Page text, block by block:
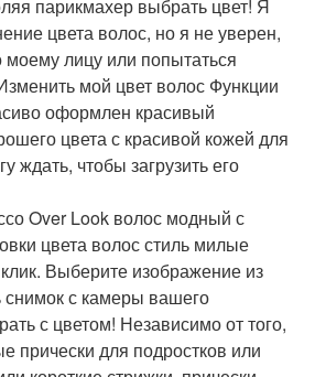
парикмахер выбрать цвет! Я
цвета волос, но я не уверен,
моему лицу или попытаться
мой цвет волос Функции
оформлен красивый
цвета с красивой кожей для
ждать, чтобы загрузить его
Over Look волос модный с
цвета волос стиль милые
Выберите изображение из
снимок с камеры вашего
с цветом! Независимо от того,
прически для подростков или